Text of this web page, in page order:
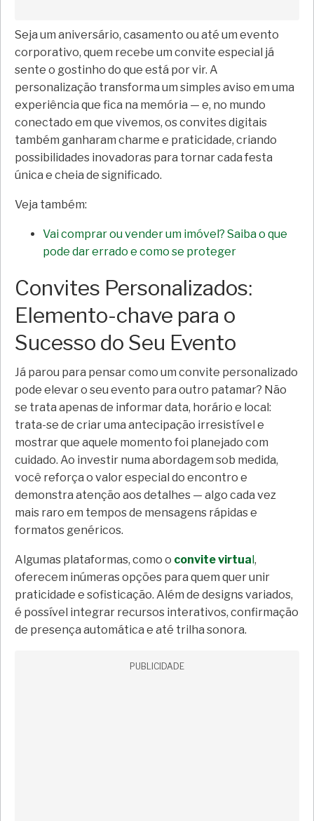
Seja um aniversário, casamento ou até um evento
corporativo, quem recebe um convite especial já
sente o gostinho do que está por vir. A
personalização transforma um simples aviso em uma
experiência que fica na memória — e, no mundo
conectado em que vivemos, os convites digitais
também ganharam charme e praticidade, criando
possibilidades inovadoras para tornar cada festa
única e cheia de significado.
Veja também:
Vai comprar ou vender um imóvel? Saiba o que
pode dar errado e como se proteger
Convites Personalizados:
Elemento-chave para o
Sucesso do Seu Evento
Já parou para pensar como um convite personalizado
pode elevar o seu evento para outro patamar? Não
se trata apenas de informar data, horário e local:
trata-se de criar uma antecipação irresistível e
mostrar que aquele momento foi planejado com
cuidado. Ao investir numa abordagem sob medida,
você reforça o valor especial do encontro e
demonstra atenção aos detalhes — algo cada vez
mais raro em tempos de mensagens rápidas e
formatos genéricos.
Algumas plataformas, como o convite virtual,
oferecem inúmeras opções para quem quer unir
praticidade e sofisticação. Além de designs variados,
é possível integrar recursos interativos, confirmação
de presença automática e até trilha sonora.
PUBLICIDADE